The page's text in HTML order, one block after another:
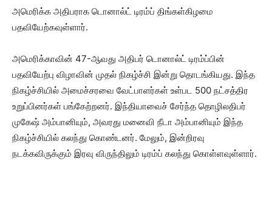
அமெரிக்க அதிபராக டொனால்ட் டிரம்ப் திங்கள்கிழமை
பதவியேற்கவுள்ளார்.
அமெரிக்காவின் 47-ஆவது அதிபர் டொனால்ட் டிரம்ப்பின்
பதவியேற்பு விழாவின் முதல் நிகழ்ச்சி இன்று தொடங்கியது. இந்த
நிகழ்ச்சியில் அமைச்சரவை வேட்பாளர்கள் உள்பட 500 நட்சத்திர
உறுப்பினர்கள் பங்கேற்றனர். இந்தியாவைச் சேர்ந்த தொழிலதிபர்
முகேஷ் அம்பானியும், அவரது மனைவி நீடா அம்பானியும் இந்த
நிகழ்ச்சியில் கலந்து கொண்டனர். மேலும், இன்றிரவு
நடக்கவிருக்கும் இரவு விருந்திலும் டிரம்ப் கலந்து கொள்ளவுள்ளார்.